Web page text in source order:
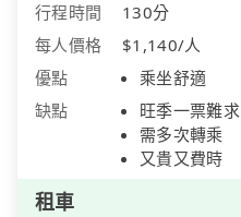
行程時間
130分
每人價格
$1,140/人
優點
乘坐舒適
缺點
旺季一票難求
需多次轉乘
又貴又費時
租車